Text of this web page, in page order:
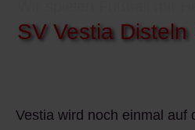
SV Vestia
Vestia wird noch einmal auf